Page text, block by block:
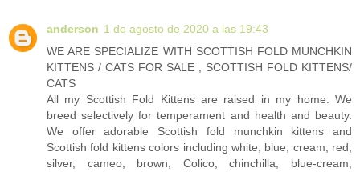
anderson 1 de agosto de 2020 a las 19:43
WE ARE SPECIALIZE WITH SCOTTISH FOLD MUNCHKIN
KITTENS / CATS FOR SALE , SCOTTISH FOLD KITTENS/
CATS
All my Scottish Fold Kittens are raised in my home. We
breed selectively for temperament and health and beauty.
We offer adorable Scottish fold munchkin kittens and
Scottish fold kittens colors including white, blue, cream, red,
silver, cameo, brown, Colico, chinchilla, blue-cream,